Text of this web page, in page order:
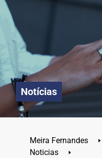
Notícias
Meira Fernandes
🢒
Noticias
🢒